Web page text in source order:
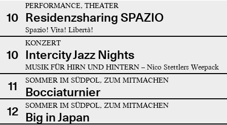
10
PERFORMANCE, THEATER
Residenzsharing SPAZIO
Spazio! Vita! Libertà!
10
KONZERT
Intercity Jazz Nights
MUSIK FÜR HIRN UND HINTERN – Nico Stettlers Weepack
11 SOMMER IM SÜDPOL, ZUM MITMACHEN
Bocciaturnier
12
SOMMER IM SÜDPOL, ZUM MITMACHEN
Big in Japan